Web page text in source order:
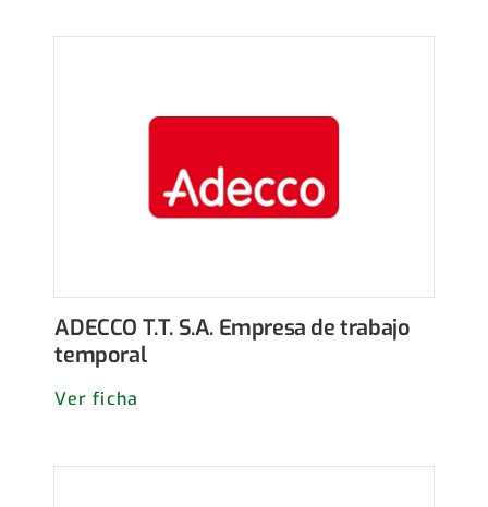
ADECCO T.T. S.A. Empresa de trabajo
temporal
Ver ficha